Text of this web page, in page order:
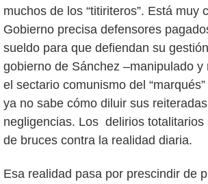
muchos de los “titiriteros”. Está muy
Gobierno precisa defensores
sueldo para que defiendan su
gobierno de Sánchez –manipulado y
el sectario comunismo del
ya no sabe cómo diluir sus
negligencias. Los delirios totalitarios
de bruces contra la realidad diaria.
Esa realidad pasa por prescindir de